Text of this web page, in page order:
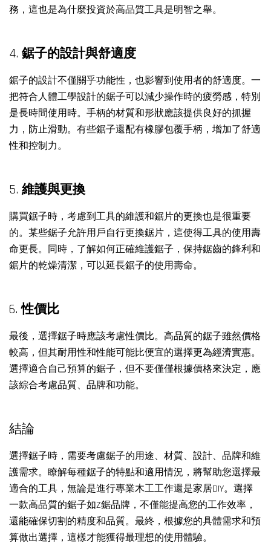
務，這也是為什麼投資於高品質工具是明智之舉。
4. 鋸子的設計與舒適度
鋸子的設計不僅關乎功能性，也影響到使用者的舒適度。一
把符合人體工學設計的鋸子可以減少操作時的疲勞感，特別
是長時間使用時。手柄的材質和形狀應該提供良好的抓握
力，防止滑動。有些鋸子還配有橡膠包覆手柄，增加了舒適
性和控制力。
5. 維護與更換
購買鋸子時，考慮到工具的維護和鋸片的更換也是很重要
的。某些鋸子允許用戶自行更換鋸片，這使得工具的使用壽
命更長。同時，了解如何正確維護鋸子，保持鋸齒的鋒利和
鋸片的乾燥清潔，可以延長鋸子的使用壽命。
6.性價比
最後，選擇鋸子時應該考慮性價比。高品質的鋸子雖然價格
較高，但其耐用性和性能可能比便宜的選擇更為經濟實惠。
選擇適合自己預算的鋸子，但不要僅僅根據價格來決定，應
該綜合考慮品質、品牌和功能。
結論
選擇鋸子時，需要考慮鋸子的用途、材質、設計、品牌和維
護需求。瞭解每種鋸子的特點和適用情況，將幫助您選擇最
適合的工具，無論是進行專業木工工作還是家居DIY。選擇
一款高品質的鋸子如Z鋸品牌，不僅能提高您的工作效率，
還能確保切割的精度和品質。最終，根據您的具體需求和預
算做出選擇，這樣才能獲得最理想的使用體驗。